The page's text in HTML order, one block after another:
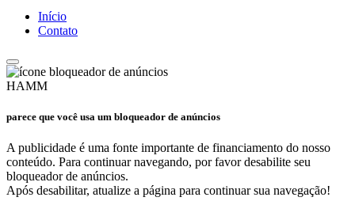
Início
Contato
HAMM
parece que você usa um bloqueador de anúncios
A publicidade é uma fonte importante de financiamento do nosso
conteúdo. Para continuar navegando, por favor desabilite seu
bloqueador de anúncios.
Após desabilitar, atualize a página para continuar sua navegação!